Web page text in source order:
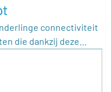
connectiviteit
die dankzij deze…